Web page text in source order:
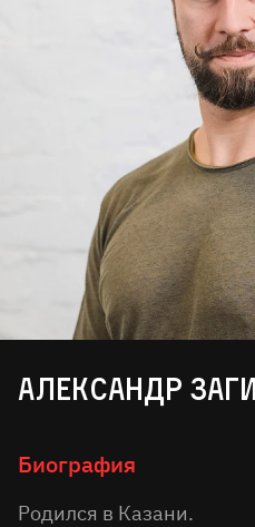
Александр
Биография
Родился в Казани.